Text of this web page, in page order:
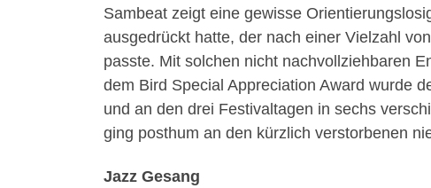
Sambeat zeigt eine gewisse
ausgedrückt hatte, der nach einer Vielzahl
passte. Mit solchen nicht nachvollziehbaren
dem Bird Special Appreciation Award wurde
und an den drei Festivaltagen in sechs
ging posthum an den kürzlich verstorbenen
Jazz Gesang